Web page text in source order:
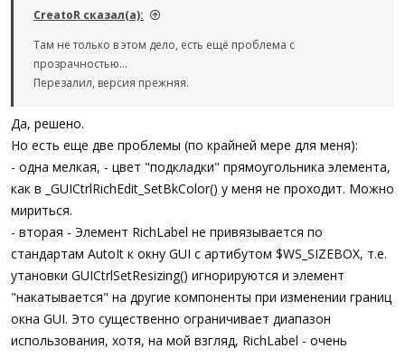
CreatoR сказал(а):
Там не только в этом дело, есть ещё проблема с
прозрачностью...
Перезалил, версия прежняя.
Да, решено.
Но есть еще две проблемы (по крайней мере для меня):
- одна мелкая, - цвет "подкладки" прямоугольника элемента,
как в _GUICtrlRichEdit_SetBkColor() у меня не проходит. Можно
мириться.
- вторая - Элемент RichLabel не привязывается по
стандартам AutoIt к окну GUI с артибутом $WS_SIZEBOX, т.е.
утановки GUICtrlSetResizing() игнорируются и элемент
"накатывается" на другие компоненты при изменении границ
окна GUI. Это существенно ограничивает диапазон
использования, хотя, на мой взгляд, RichLabel - очень